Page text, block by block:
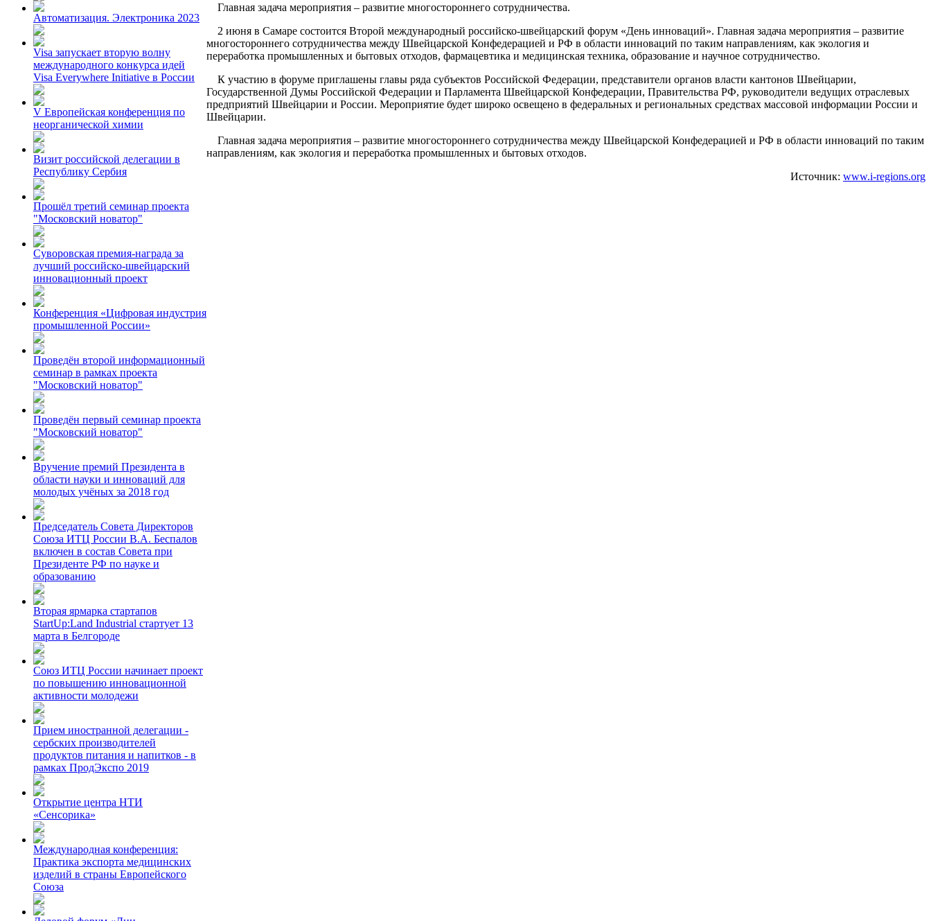
Автоматизация. Электроника 2023
Visa запускает вторую волну
международного конкурса идей
Visa Everywhere Initiative в России
V Европейская конференция по
неорганической химии
Визит российской делегации в
Республику Сербия
Прошёл третий семинар проекта
"Московский новатор"
Суворовская премия-награда за
лучший российско-швейцарский
инновационный проект
Конференция «Цифровая индустрия
промышленной России»
Проведён второй информационный
семинар в рамках проекта
"Московский новатор"
Проведён первый семинар проекта
"Московский новатор"
Вручение премий Президента в
области науки и инноваций для
молодых учёных за 2018 год
Председатель Совета Директоров
Союза ИТЦ России В.А. Беспалов
включен в состав Совета при
Президенте РФ по науке и
образованию
Вторая ярмарка стартапов
StartUp:Land Industrial стартует 13
марта в Белгороде
Союз ИТЦ России начинает проект
по повышению инновационной
активности молодежи
Прием иностранной делегации -
сербских производителей
продуктов питания и напитков - в
рамках ПродЭкспо 2019
Открытие центра НТИ
«Сенсорика»
Международная конференция:
Практика экспорта медицинских
изделий в страны Европейского
Союза
Главная задача мероприятия – развитие многостороннего сотрудничества.
2 июня в Самаре состоится Второй международный российско-швейцарский форум «День инноваций». Главная задача мероприятия – развитие
многостороннего сотрудничества между Швейцарской Конфедерацией и РФ в области инноваций по таким направлениям, как экология и
переработка промышленных и бытовых отходов, фармацевтика и медицинская техника, образование и научное сотрудничество.
К участию в форуме приглашены главы ряда субъектов Российской Федерации, представители органов власти кантонов Швейцарии,
Государственной Думы Российской Федерации и Парламента Швейцарской Конфедерации, Правительства РФ, руководители ведущих отраслевых
предприятий Швейцарии и России. Мероприятие будет широко освещено в федеральных и региональных средствах массовой информации России и
Швейцарии.
Главная задача мероприятия – развитие многостороннего сотрудничества между Швейцарской Конфедерацией и РФ в области инноваций по таким
направлениям, как экология и переработка промышленных и бытовых отходов.
Источник: www.i-regions.org